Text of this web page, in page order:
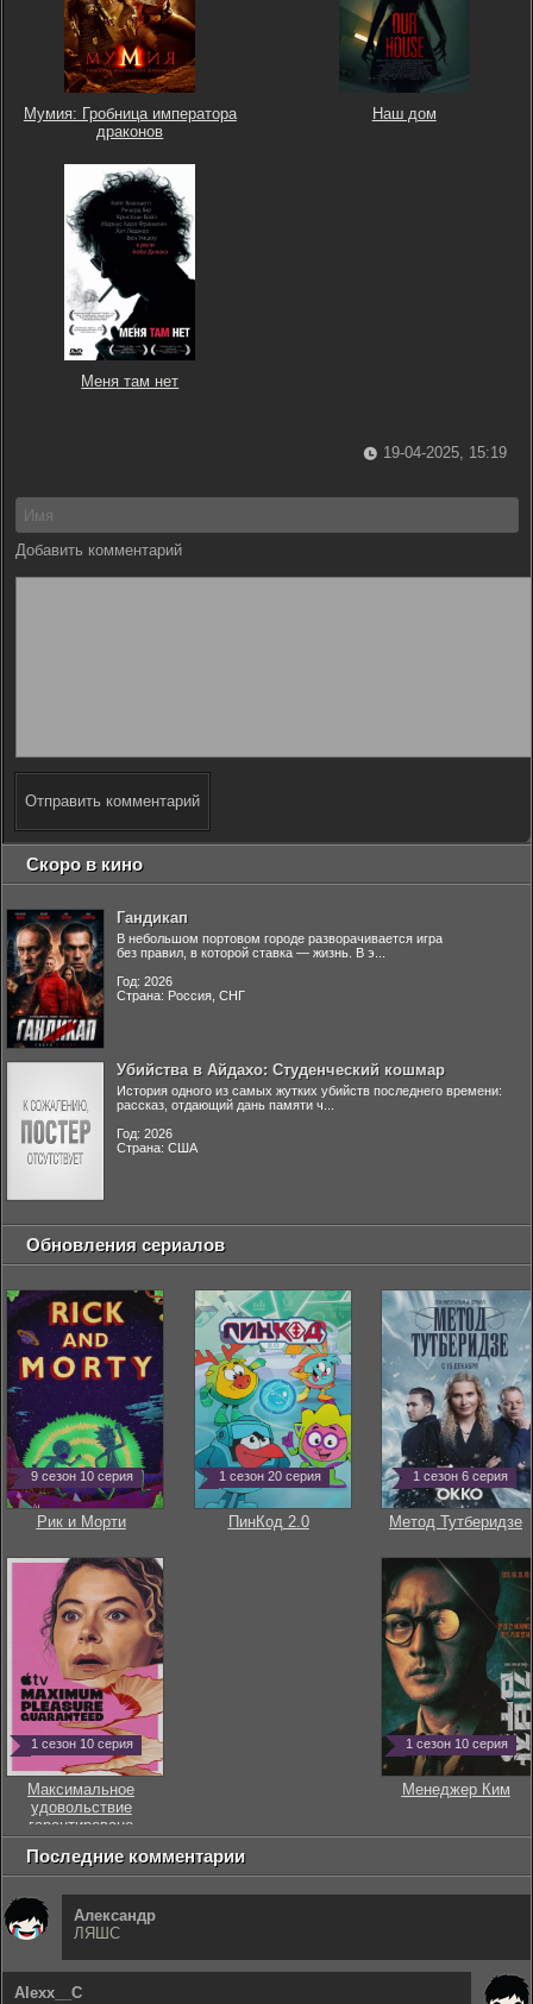
Мумия: Гробница императора
драконов
Наш дом
Меня там нет
19-04-2025, 15:19
Добавить комментарий
Отправить комментарий
Скоро в кино
Гандикап
В небольшом портовом городе разворачивается игра
без правил, в которой ставка — жизнь. В э...
Год: 2026
Страна: Россия, СНГ
Убийства в Айдахо: Студенческий кошмар
История одного из самых жутких убийств последнего времени:
рассказ, отдающий дань памяти ч...
Год: 2026
Страна: США
Обновления сериалов
9 сезон 10 серия
Рик и Морти
1 сезон 20 серия
ПинКод 2.0
1 сезон 6 серия
Метод Тутберидзе
1 сезон 10 серия
Максимальное
удовольствие
гарантировано
1 сезон 10 серия
Менеджер Ким
Последние комментарии
Александр
ЛЯШС
Alexx__C